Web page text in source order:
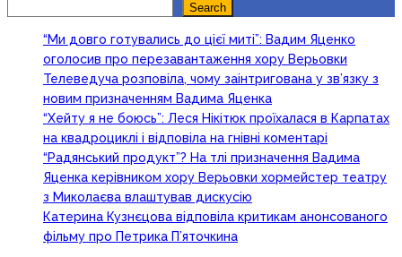
Search
“Ми довго готувались до цієї миті”: Вадим Яценко
оголосив про перезавантаження хору Верьовки
Телеведуча розповіла, чому заінтригована у зв’язку з
новим призначенням Вадима Яценка
“Хейту я не боюсь”: Леся Нікітюк проїхалася в Карпатах
на квадроциклі і відповіла на гнівні коментарі
“Радянський продукт”? На тлі призначення Вадима
Яценка керівником хору Верьовки хормейстер театру
з Миколаєва влаштував дискусію
Катерина Кузнєцова відповіла критикам анонсованого
фільму про Петрика П’яточкина